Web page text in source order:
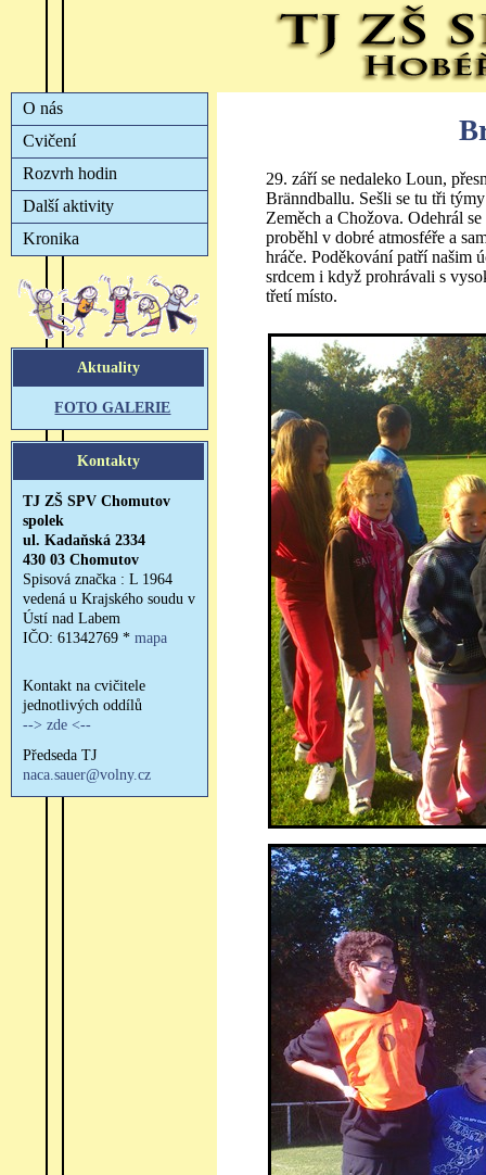
29. září se nedaleko Loun,
Bränndballu. Sešli se tu tři
Zeměch a Chožova. Odehrál
proběhl v dobré atmosféře a
hráče. Poděkování patří našim
srdcem i když prohrávali s
třetí místo.